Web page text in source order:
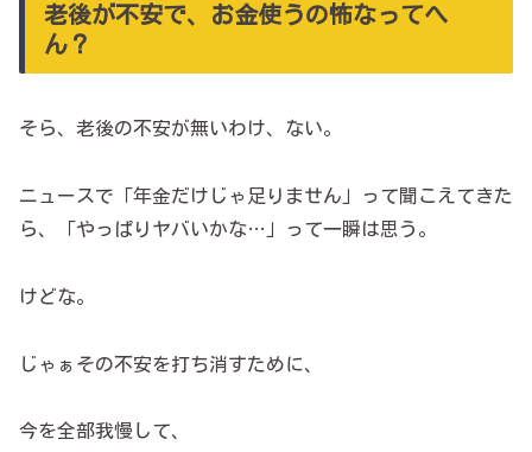
老後が不安で、お金使うの怖なってへ
ん？
そら、老後の不安が無いわけ、ない。
ニュースで「年金だけじゃ足りません」って聞こえてきた
ら、「やっぱりヤバいかな…」って一瞬は思う。
けどな。
じゃぁその不安を打ち消すために、
今を全部我慢して、